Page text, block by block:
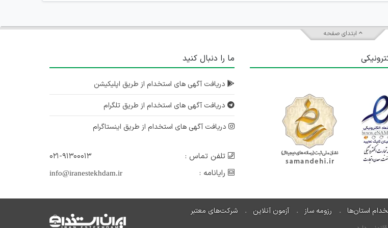
ابتدای صفحه
ما را دنبال کنید
دریافت آگهی های استخدام از طریق اپلیکیشن
دریافت آگهی های استخدام از طریق تلگرام
دریافت آگهی های استخدام از طریق اینستاگرام
تلفن تماس :
۰۲۱-۹۱۳۰۰۰۱۳
رایانامه :
info@iranestekhdam.ir
استان‌ها رزومه ساز آزمون آنلاین شرکت‌های معتبر